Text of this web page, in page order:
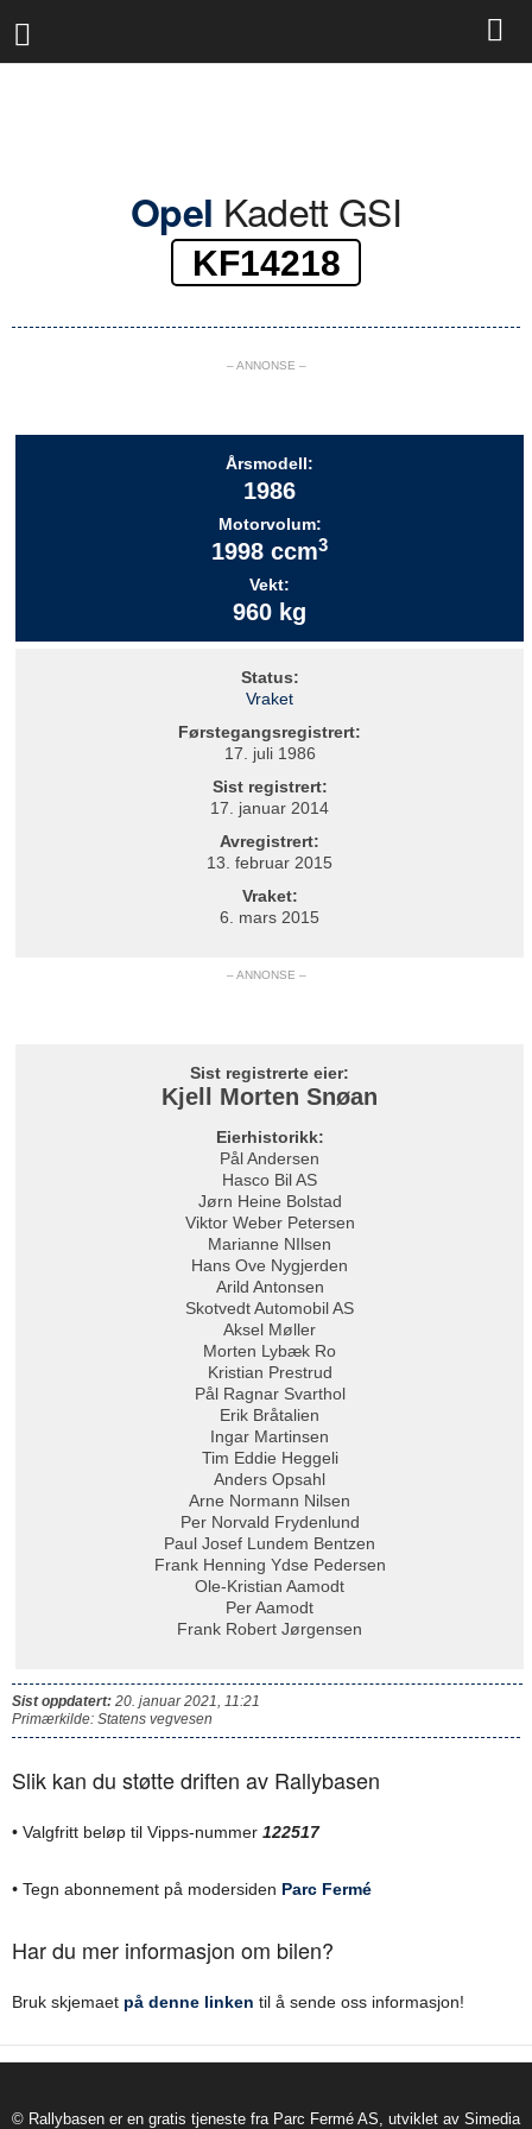
l
Opel Kadett GSI
KF14218
– ANNONSE –
Årsmodell:
1986
Motorvolum:
1998 ccm3
Vekt:
960 kg
Status:
Vraket
Førstegangsregistrert:
17. juli 1986
Sist registrert:
17. januar 2014
Avregistrert:
13. februar 2015
Vraket:
6. mars 2015
– ANNONSE –
Sist registrerte eier:
Kjell Morten Snøan
Eierhistorikk:
Pål Andersen
Hasco Bil AS
Jørn Heine Bolstad
Viktor Weber Petersen
Marianne NIlsen
Hans Ove Nygjerden
Arild Antonsen
Skotvedt Automobil AS
Aksel Møller
Morten Lybæk Ro
Kristian Prestrud
Pål Ragnar Svarthol
Erik Bråtalien
Ingar Martinsen
Tim Eddie Heggeli
Anders Opsahl
Arne Normann Nilsen
Per Norvald Frydenlund
Paul Josef Lundem Bentzen
Frank Henning Ydse Pedersen
Ole-Kristian Aamodt
Per Aamodt
Frank Robert Jørgensen
Sist oppdatert: 20. januar 2021, 11:21
Primærkilde: Statens vegvesen
Slik kan du støtte driften av Rallybasen
• Valgfritt beløp til Vipps-nummer 122517
• Tegn abonnement på modersiden Parc Fermé
Har du mer informasjon om bilen?
Bruk skjemaet på denne linken til å sende oss informasjon!
© Rallybasen er en gratis tjeneste fra Parc Fermé AS, utviklet av Simedia